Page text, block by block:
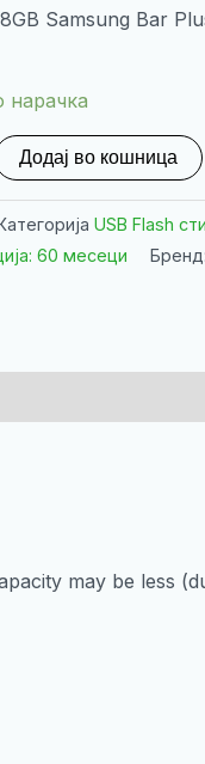
Samsung Bar
нарачка
Додај во кошница
USB Flash
60 месеци
may be less